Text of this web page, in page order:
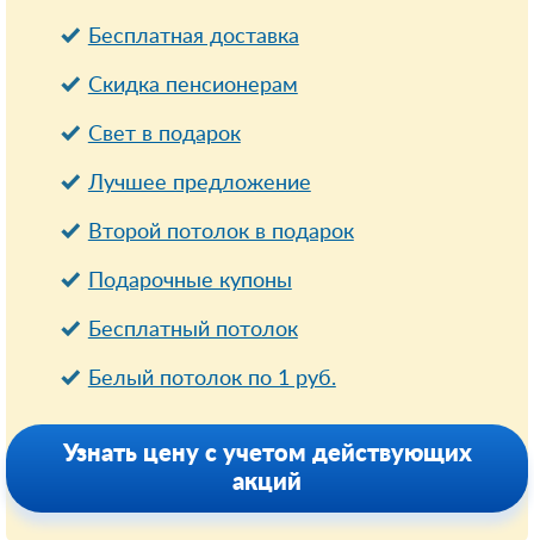
Бесплатная доставка
Cкидка пенсионерам
Свет в подарок
Лучшее предложение
Второй потолок в подарок
Подарочные купоны
Бесплатный потолок
Белый потолок по 1 руб.
Узнать цену с учетом действующих
акций